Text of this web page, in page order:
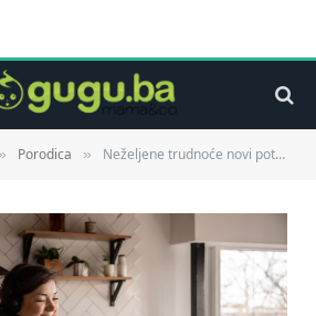
» Porodica » Neželjene trudnoće novi potencijalni rizik za koji su krive društvene mreže